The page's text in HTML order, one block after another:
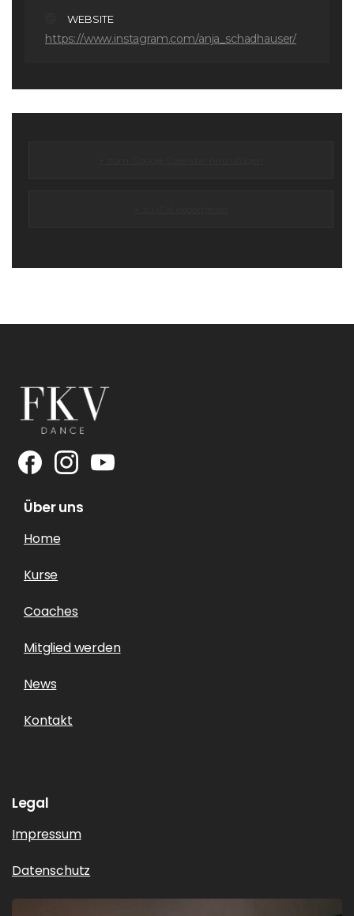
WEBSITE
https://www.instagram.com/anja_schadhauser/
Über uns
Home
Kurse
Coaches
Mitglied werden
News
Kontakt
Legal
Impressum
Datenschutz